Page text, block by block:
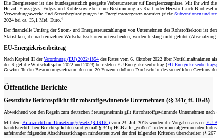
Die Energiesteuer ist eine bundesgesetzlich geregelte Verbrauchsteuer auf Energieerzeugnisse. Mit ihr wird
Heizöl, Flüssiggas, Erdgas und Kohle sowie bei einer Bestimmung als Kraft- oder Heizstoff auch Biodiesel
Verwendungszwecke sind Steuerbegünstigungen im Energiesteuergesetz normiert (siehe Subventionen und
2024 bei ca. 35,1 Mrd. Euro. 4
Der finanzielle Umfang der Strom- und Energiesteuerzahlungen von Unternehmen des Rohstoffsektors ist
Statistiken, die nach einzelnen Wirtschaftssektoren unterscheiden, werden bislang nicht geführt
EU-Energiekrisenbeitrag
Nach Kapitel III derVerordnung (EU) 2022/1854 des Rates vom 6. Oktober 2022 über Notfallmaßnahmen
der Regel die Wirtschaftsjahre 2022 und 2023) befristeten EU-Energiekrisenbeitrag (EU-
Gewinn für den Besteuerungszeitraum den um 20 Prozent erhöhten Durchschnitt des steuerlichen Gewinns
Öffentliche Berichte
Gesetzliche Berichtspflicht für rohstoffgewinnende Unternehmen (§§ 341q ff. HGB)
Abweichend von den Regeln zum deutschen Steuergeheimnis gilt für rohstoffgewinnende Unternehmen
Mit dem Bilanzrichtlinie-Umsetzungsgesetz (BilRUG) vom 23. Juli 2015 wurden die Vorgaben aus derEU-
handelsrechtlichen Berichtspflichten sind gemäß § 341q HGB alle „großen“ in der mineralgewinnenden
aufeinander folgenden Abschlussstichtagen mindestens zwei der drei folgenden Kriterien überschreiten (§